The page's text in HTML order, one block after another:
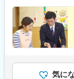
担当※受動喫煙
気に